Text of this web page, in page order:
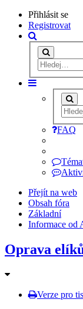
Přihlásit se
Registrovat
FAQ
Přejít na web
Obsah fóra
Základní
Informace od
Oprava
Verze pro